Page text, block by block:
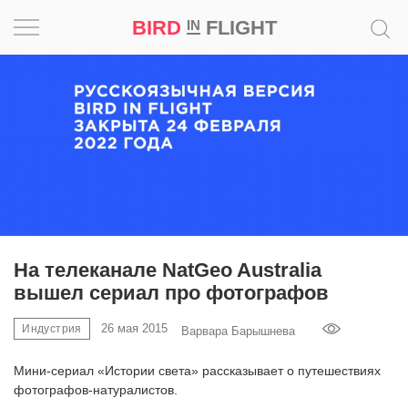
BIRD INFLIGHT
На телеканале NatGeo Australia
вышел сериал про фотографов
Индустрия 26 мая 2015 Варвара Барышнева
Мини-сериал «Истории света» рассказывает о путешествиях
фотографов-натуралистов.